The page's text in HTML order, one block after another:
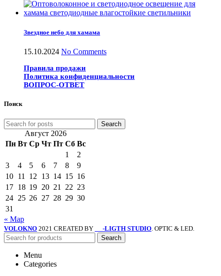
Звездное небо для хамама
15.10.2024 No Comments
Правила продажи
Политика конфиденциальности
ВОПРОС-ОТВЕТ
Поиск
Search
Август 2026
Пн Вт Ср Чт Пт Сб Вс
1
2
3
4 5 6 7 8
9
10 11 12 13 14 15 16
17 18 19 20 21 22 23
24 25 26 27 28 29 30
31
« Мар
VOLOKNO 2021 CREATED BY -LIGTH STUDIO. OPTIC & LED.
Search
Menu
Categories